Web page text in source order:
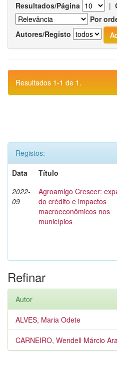
Resultados/Página |
Por
Autores/Registo
Resultados 1-1 de 1.
Registos:
Data
Título
2022-
09
Agroamigo Crescer:
do crédito e impactos
macroeconômicos nos
municípios
Refinar
Autor
ALVES, Maria Odete
CARNEIRO, Wendell Márcio